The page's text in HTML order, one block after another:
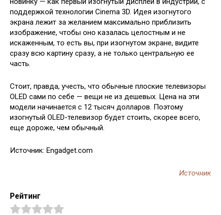
поддержкой технологии Cinema 3D. Идея изогнутого
экрана лежит за желанием максимально приблизить
изображение, чтобы оно казалась целостным и не
искаженным, то есть вы, при изогнутом экране, видите
сразу всю картину сразу, а не только центральную ее
часть.
Стоит, правда, учесть, что обычные плоские телевизоры
OLED сами по себе — вещи не из дешевых. Цена на эти
модели начинается с 12 тысяч долларов. Поэтому
изогнутый OLED-телевизор будет стоить, скорее всего,
еще дороже, чем обычный.
Источник: Engadget.com
Источник
Рейтинг